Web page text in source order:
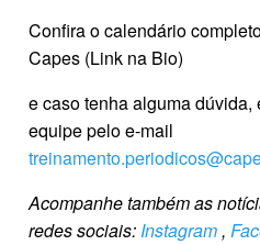
Confira o calendário
Capes (Link na Bio)
e caso tenha alguma dúvida,
equipe pelo e-mail
Acompanhe também as
redes sociais: Instagram,